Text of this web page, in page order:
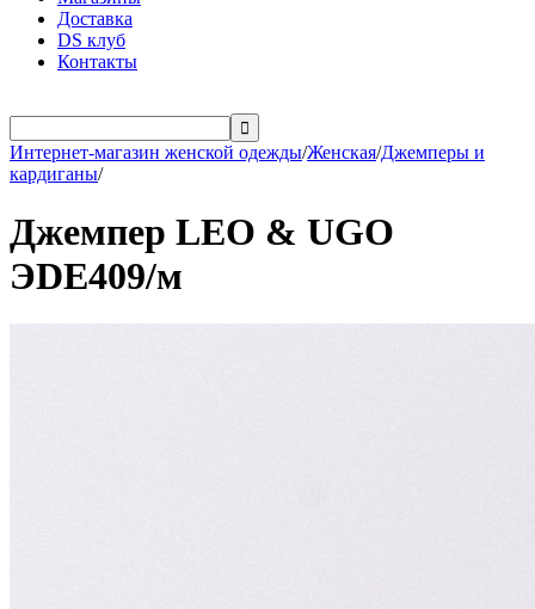
Доставка
DS клуб
Контакты

Интернет-магазин женской одежды/Женская/Джемперы и
кардиганы/
Джемпер LEO & UGO
ЭDE409/м